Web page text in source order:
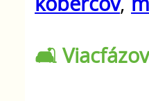
kobercov,
🛋️